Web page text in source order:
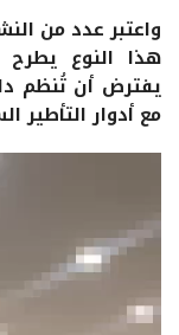
واعتبر عدد من
هذا النوع
يفترض أن تُنظم
مع أدوار التأطير